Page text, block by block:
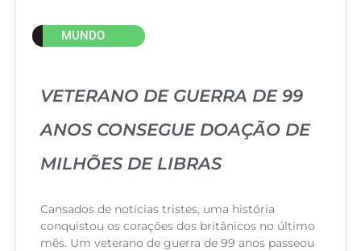
MUNDO
VETERANO DE GUERRA DE 99
ANOS CONSEGUE DOAÇÃO DE
MILHÕES DE LIBRAS
Cansados de notícias tristes, uma história
conquistou os corações dos britânicos no último
mês. Um veterano de guerra de 99 anos passeou